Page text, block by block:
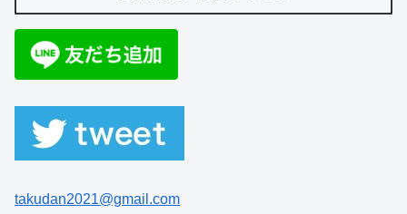
takudan2021@gmail.com